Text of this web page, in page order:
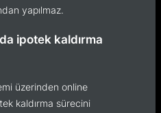
yapılmaz.
ipotek kaldırma
üzerinden online
kaldırma sürecini